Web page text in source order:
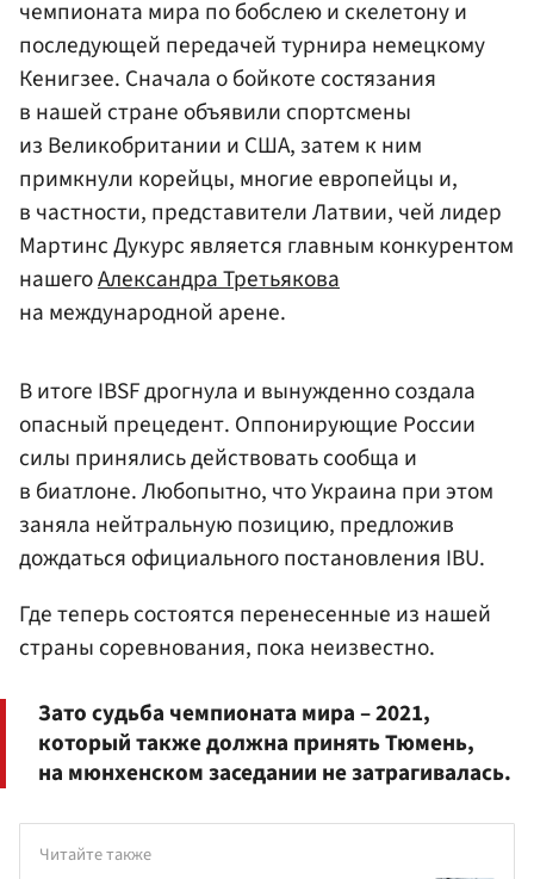
чемпионата мира по бобслею и скелетону и
последующей передачей турнира немецкому
Кенигзее. Сначала о бойкоте состязания
в нашей стране объявили спортсмены
из Великобритании и США, затем к ним
примкнули корейцы, многие европейцы и,
в частности, представители Латвии, чей лидер
Мартинс Дукурс является главным конкурентом
нашегоАлександра Третьякова
на международной арене.
В итоге IBSF дрогнула и вынужденно создала
опасный прецедент. Оппонирующие России
силы принялись действовать сообща и
в биатлоне. Любопытно, что Украина при этом
заняла нейтральную позицию, предложив
дождаться официального постановления IBU.
Где теперь состоятся перенесенные из нашей
страны соревнования, пока неизвестно.
Зато судьба чемпионата мира – 2021,
который также должна принять Тюмень,
на мюнхенском заседании не затрагивалась.
Читайте также